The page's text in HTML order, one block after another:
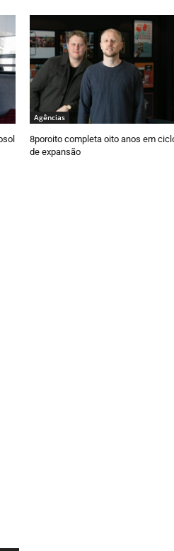
Agências
8poroito completa oito anos em
de expansão